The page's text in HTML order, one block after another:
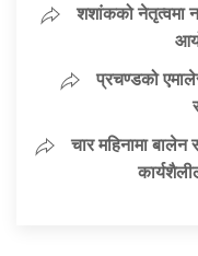
शशांकको नेतृत्वमा
प्रचण्डको
चार महिनामा